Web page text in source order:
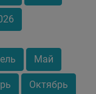
Май
Октябрь